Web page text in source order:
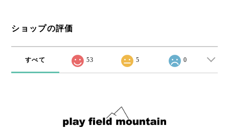
ショップの評価
すべて 53 5 0